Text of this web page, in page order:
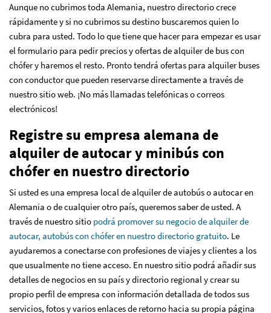
Aunque no cubrimos toda Alemania, nuestro directorio crece
rápidamente y si no cubrimos su destino buscaremos quien lo
cubra para usted. Todo lo que tiene que hacer para empezar es usar
el formulario para pedir precios y ofertas de alquiler de bus con
chófer y haremos el resto. Pronto tendrá ofertas para alquiler buses
con conductor que pueden reservarse directamente a través de
nuestro sitio web. ¡No más llamadas telefónicas o correos
electrónicos!
Registre su empresa alemana de
alquiler de autocar y minibús con
chófer en nuestro directorio
Si usted es una empresa local de alquiler de autobús o autocar en
Alemania o de cualquier otro país, queremos saber de usted. A
través de nuestro sitio podrá promover su negocio de alquiler de
autocar, autobús con chófer en nuestro directorio gratuito. Le
ayudaremos a conectarse con profesiones de viajes y clientes a los
que usualmente no tiene acceso. En nuestro sitio podrá añadir sus
detalles de negocios en su país y directorio regional y crear su
propio perfil de empresa con información detallada de todos sus
servicios, fotos y varios enlaces de retorno hacia su propia página